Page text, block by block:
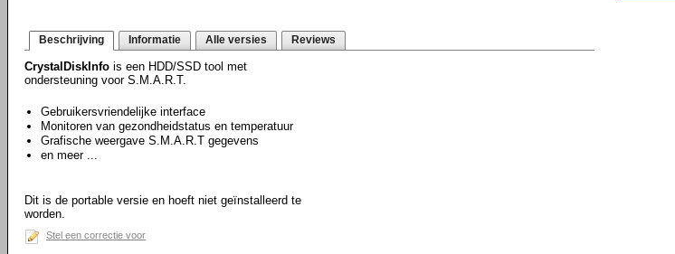
Beschrijving Informatie Alle versies Reviews
CrystalDiskInfo is een HDD/SSD tool met
ondersteuning voor S.M.A.R.T.
Gebruikersvriendelijke interface
Monitoren van gezondheidstatus en temperatuur
Grafische weergave S.M.A.R.T gegevens
en meer ...
Dit is de portable versie en hoeft niet geïnstalleerd te
worden.
Stel een correctie voor